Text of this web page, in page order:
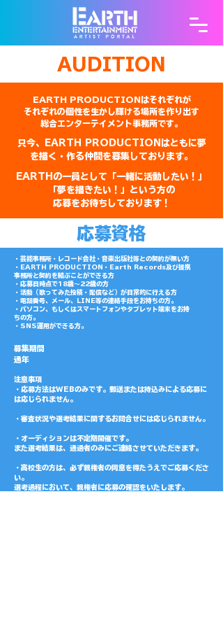
​AUDITION
EARTH PRODUCTIONはそれぞれが
それぞれの個性を生かし輝ける場所を作り出す
​総合エンターテイメント事務所です。
只今、EARTH PRODUCTIONはともに夢
を描く・作る仲間を募集しております。
EARTHの一員として「一緒に活動したい！」
「夢を描きたい！」という方の
応募をお待ちしております！
応募資格
・芸能事務所・レコード会社・音楽出版社等との契約が無い方
・EARTH PRODUCTION・Earth Records及び提携
事務所と契約を結ぶことができる方
・応募日時点で18歳～22歳の方
・活動（歌ってみた投稿・配信など）が日常的に行える方
・電話番号、メール、LINE等の連絡手段をお持ちの方。
・パソコン、もしくはスマートフォンやタブレット端末をお持
ちの方。
・SNS運用ができる方。
募集期間
通年
注意事項
・応募方法はWEBのみです。郵送または持込みによる応募に
は応じられません。
・審査状況や選考結果に関するお問合せには応じられません。
・オーディションは不定期開催です。
また選考結果は、通過者のみにご連絡させていただきます。
・高校生の方は、必ず親権者の同意を得たうえでご応募くださ
い。
選考過程において、親権者に応募の確認をいたします。